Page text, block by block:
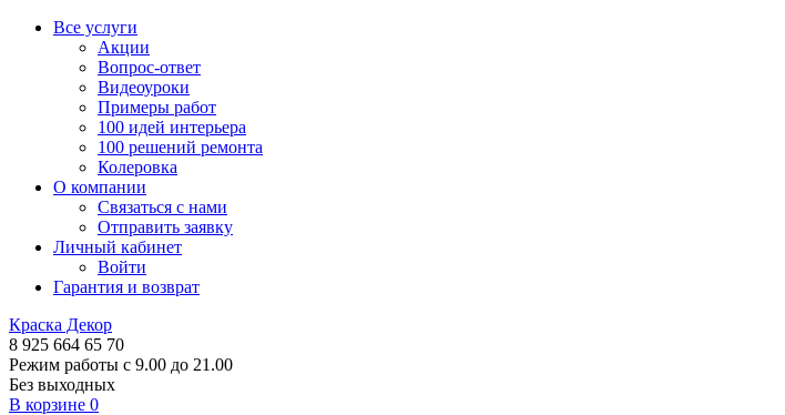
Все услуги
Акции
Вопрос-ответ
Видеоуроки
Примеры работ
100 идей интерьера
100 решений ремонта
Колеровка
О компании
Связаться с нами
Отправить заявку
Личный кабинет
Войти
Гарантия и возврат
Краска Декор
8 925 664 65 70
Режим работы с 9.00 до 21.00
Без выходных
В корзине 0